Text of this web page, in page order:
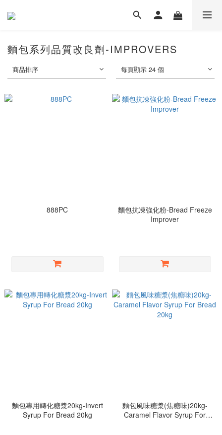
麵包系列品質改良劑-IMPROVERS
商品排序 每頁顯示 24 個
888PC
麵包抗凍強化粉-Bread Freeze
Improver
麵包專用轉化糖漿20kg-Invert
Syrup For Bread 20kg
麵包風味糖漿(焦糖味)20kg-
Caramel Flavor Syrup For